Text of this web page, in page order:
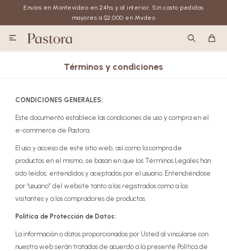
Envíos en Montevideo en 24hs y al interior. Sin costo pedidos
mayores a $2.000 en Mvdeo

Términos y condiciones
CONDICIONES GENERALES:
Este documento establece las condiciones de uso y compra en el
e-commerce de Pastora.
El uso y acceso de este sitio web, así como la compra de
productos en el mismo, se basan en que los Términos Legales han
sido leídos, entendidos y aceptados por el usuario. Entendiéndose
por “usuario” del website tanto a los registrados como a los
visitantes y a los compradores de productos.
Política de Protección de Datos:
La información o datos proporcionados por Usted al vincularse con
nuestra web serán tratados de acuerdo a la presente Política de